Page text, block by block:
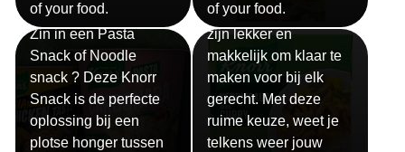
of your food.
of your food.
Snackpots
Zin in een Pasta
Snack of Noodle
snack ? Deze Knorr
Snack is de perfecte
oplossing bij een
plotse honger tussen
Onze Knorr sauzen
zijn lekker en
makkelijk om klaar te
maken voor bij elk
gerecht. Met deze
ruime keuze, weet je
telkens weer jouw